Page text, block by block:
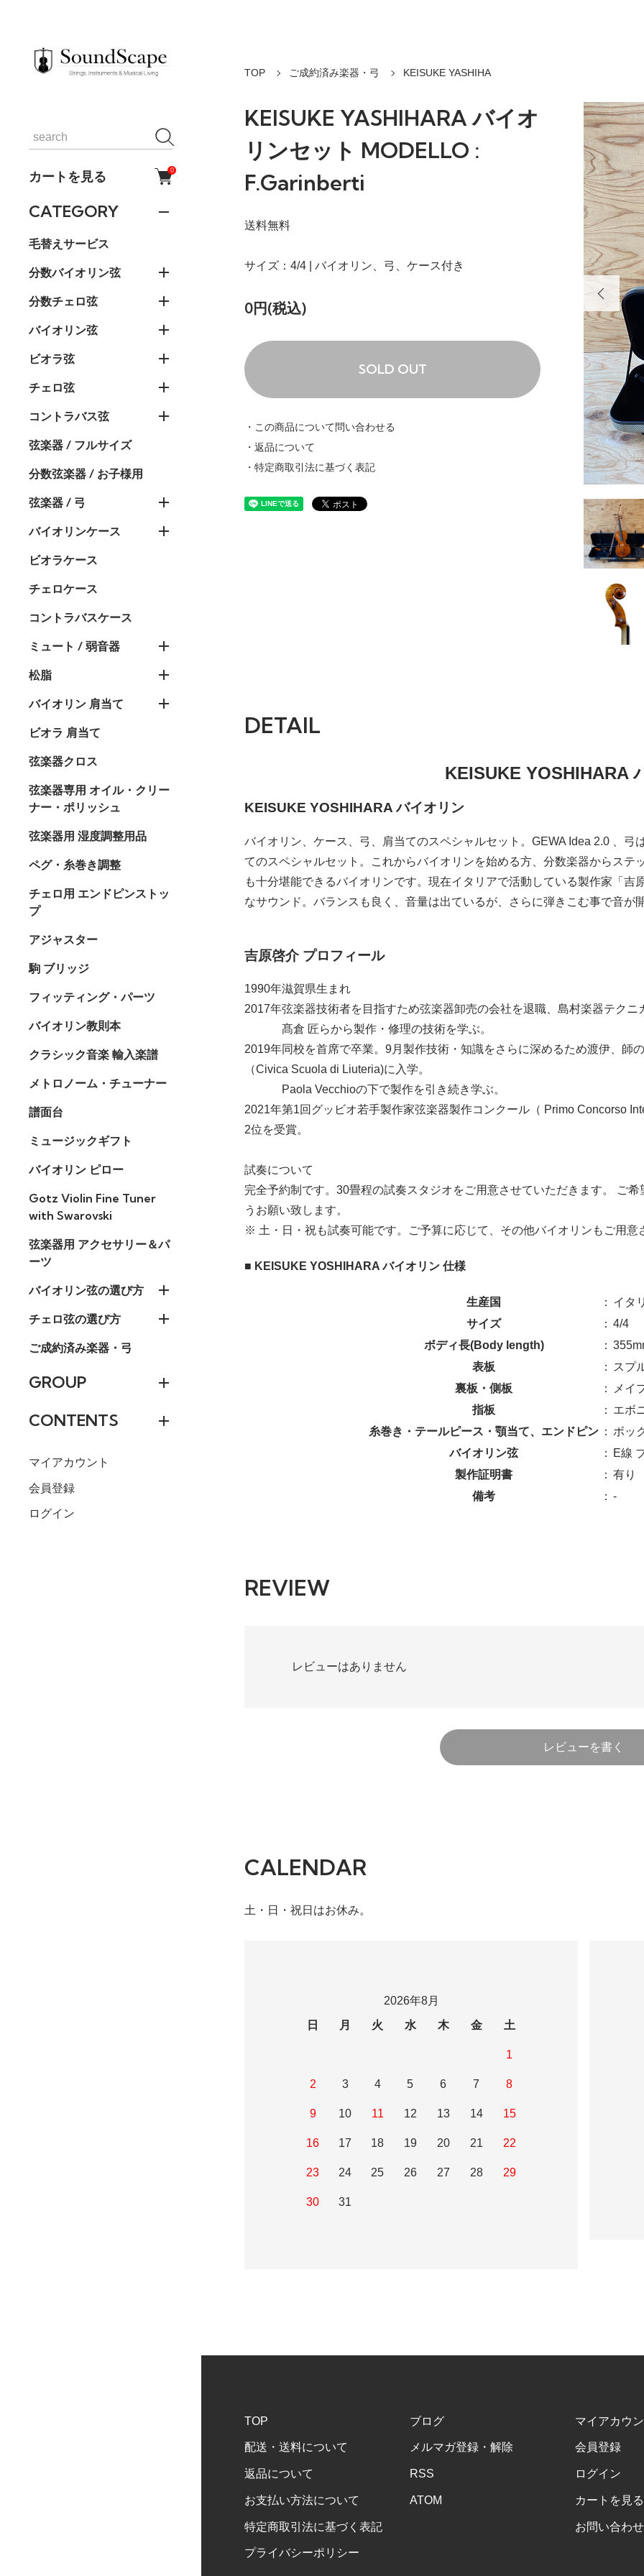
カートを見る 0
CATEGORY
毛替えサービス
分数バイオリン弦
分数チェロ弦
バイオリン弦
ビオラ弦
チェロ弦
コントラバス弦
弦楽器 / フルサイズ
分数弦楽器 / お子様用
弦楽器 / 弓
バイオリンケース
ビオラケース
チェロケース
コントラバスケース
ミュート / 弱音器
松脂
バイオリン 肩当て
ビオラ 肩当て
弦楽器クロス
弦楽器専用 オイル・クリー
ナー・ポリッシュ
弦楽器用 湿度調整用品
ペグ・糸巻き調整
チェロ用 エンドピンストッ
プ
アジャスター
駒 ブリッジ
フィッティング・パーツ
バイオリン教則本
クラシック音楽 輸入楽譜
メトロノーム・チューナー
譜面台
ミュージックギフト
バイオリン ピロー
Gotz Violin Fine Tuner
with Swarovski
弦楽器用 アクセサリー＆パ
ーツ
バイオリン弦の選び方
チェロ弦の選び方
ご成約済み楽器・弓
GROUP
CONTENTS
マイアカウント
会員登録
ログイン
TOP ご成約済み楽器・弓 KEISUKE YASHIHA
KEISUKE YASHIHARA バイオ
リンセット MODELLO :
F.Garinberti
送料無料
サイズ：4/4 | バイオリン、弓、ケース付き
0円(税込)
SOLD OUT
・この商品について問い合わせる
・返品について
・特定商取引法に基づく表記
DETAIL
KEISUKE YOSHIHARA
KEISUKE YOSHIHARA バイオリン
バイオリン、ケース、弓、肩当てのスペシャルセット。GEWA Idea 2.0 、
てのスペシャルセット。これからバイオリンを始める方、分数楽器からス
も十分堪能できるバイオリンです。現在イタリアで活動している製作家「
なサウンド。バランスも良く、音量は出ているが、さらに弾きこむ事で音が
吉原啓介 プロフィール
1990年滋賀県生まれ
2017年弦楽器技術者を目指すため弦楽器卸売の会社を退職、島村楽器テク
髙倉 匠らから製作・修理の技術を学ぶ。
2019年同校を首席で卒業。9月製作技術・知識をさらに深めるため渡伊、師
（Civica Scuola di Liuteria)に入学。
Paola Vecchioの下で製作を引き続き学ぶ。
2021年第1回グッビオ若手製作家弦楽器製作コンクール（ Primo Concorso
2位を受賞。
試奏について
完全予約制です。30畳程の試奏スタジオをご用意させていただきます。 ご
うお願い致します。
※ 土・日・祝も試奏可能です。ご予算に応じて、その他バイオリンもご用意
■ KEISUKE YOSHIHARA バイオリン 仕様
生産国 ： イタ
サイズ
： 4/4
ボディ長(Body length)
：
表板
：
スプ
裏板・側板
：
メイ
指板
： エボ
糸巻き・テールピース・顎当て、エンドピン ： ボッ
バイオリン弦
：
E線
製作証明書
： 有り
備考
： -
REVIEW
レビューはありません
レビューを書く
CALENDAR
土・日・祝日はお休み。
2026年8月
日
月 火 水 木 金 土
1
2 3 4 5 6 7 8
9 10 11 12 13 14 15
16 17 18 19 20 21 22
23 24 25 26 27 28 29
30 31
TOP
配送・送料について
返品について
お支払い方法について
特定商取引法に基づく表記
プライバシーポリシー
ブログ
メルマガ登録・解除
RSS
ATOM
マイアカウ
会員登録
ログイン
カートを見る
お問い合わせ